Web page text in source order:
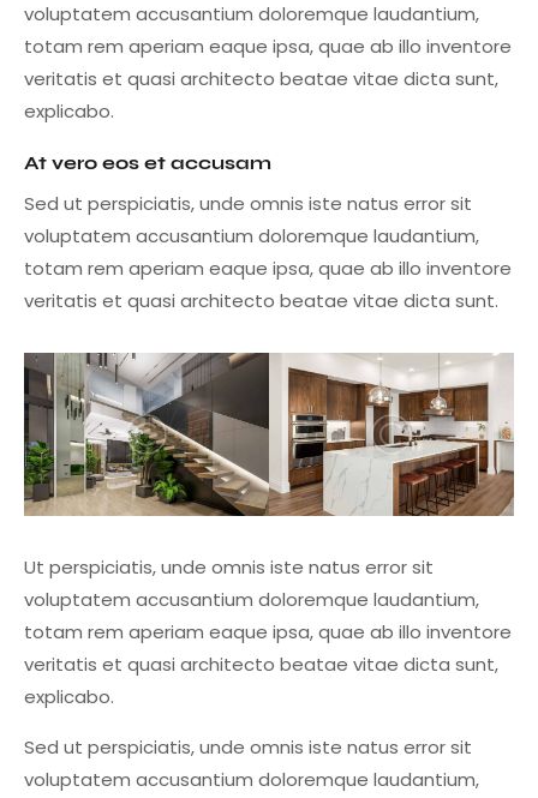
voluptatem accusantium doloremque laudantium,
totam rem aperiam eaque ipsa, quae ab illo inventore
veritatis et quasi architecto beatae vitae dicta sunt,
explicabo.
At vero eos et accusam
Sed ut perspiciatis, unde omnis iste natus error sit
voluptatem accusantium doloremque laudantium,
totam rem aperiam eaque ipsa, quae ab illo inventore
veritatis et quasi architecto beatae vitae dicta sunt.
Ut perspiciatis, unde omnis iste natus error sit
voluptatem accusantium doloremque laudantium,
totam rem aperiam eaque ipsa, quae ab illo inventore
veritatis et quasi architecto beatae vitae dicta sunt,
explicabo.
Sed ut perspiciatis, unde omnis iste natus error sit
voluptatem accusantium doloremque laudantium,